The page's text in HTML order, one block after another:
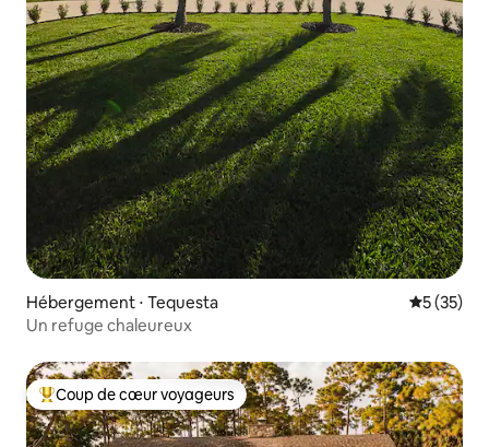
Hébergement ⋅ Tequesta
5 (35)
Un refuge chaleureux
Coups de cœur voyageurs les plus appréciés
Coup de cœur voyageurs